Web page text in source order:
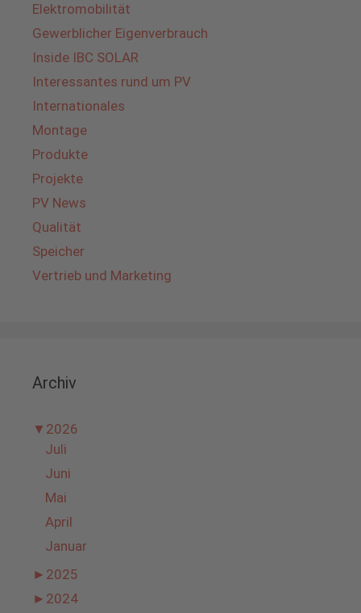
Elektromobilität
Gewerblicher Eigenverbrauch
Inside IBC SOLAR
Interessantes rund um PV
Internationales
Montage
Produkte
Projekte
PV News
Qualität
Speicher
Vertrieb und Marketing
Archiv
▼ 2026
Juli
Juni
Mai
April
Januar
► 2025
► 2024